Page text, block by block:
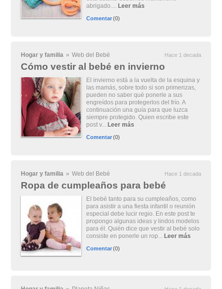
abrigado.... Leer más
Comentar(0)
Hogar y familia » Web del Bebé Hace 1 decada
Cómo vestir al bebé en invierno
El invierno está a la vuelta de la esquina y
las mamás, sobre todo si son primerizas,
pueden no saber qué ponerle a sus
engreídos para protegerlos del frío. A
continuación una guía para que luzca
siempre protegido. Quien escribe este
post v... Leer más
Comentar(0)
Hogar y familia » Web del Bebé Hace 1 decada
Ropa de cumpleaños para bebé
El bebé tanto para su cumpleaños, como
para asistir a una fiesta infantil o reunión
especial debe lucir regio. En este post te
propongo algunas ideas y lindos modelos
para él. Quién dice que vestir al bebé solo
consiste en ponerle un rop... Leer más
Comentar(0)